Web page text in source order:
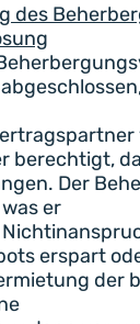
des
berechtigt,
Der
er
erspart
der